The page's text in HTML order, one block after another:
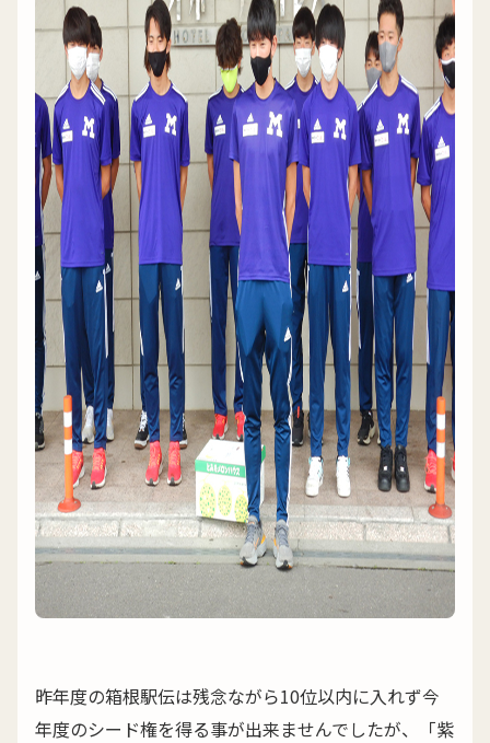
昨年度の箱根駅伝は残念ながら10位以内に入れず今
年度のシード権を得る事が出来ませんでしたが、「紫